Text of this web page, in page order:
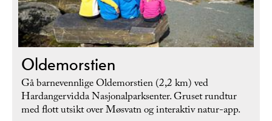
Oldemorstien
Gå barnevennlige Oldemorstien (2,2 km) ved
Hardangervidda Nasjonalparksenter. Gruset rundtur
med flott utsikt over Møsvatn og interaktiv natur-app.